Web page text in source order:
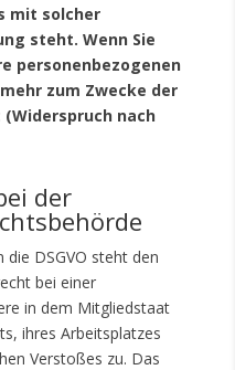
mit solcher
steht. Wenn Sie
personenbezogenen
zum Zwecke der
nach
der
DSGVO steht den
bei einer
in dem Mitgliedstaat
ihres Arbeitsplatzes
Verstoßes zu. Das